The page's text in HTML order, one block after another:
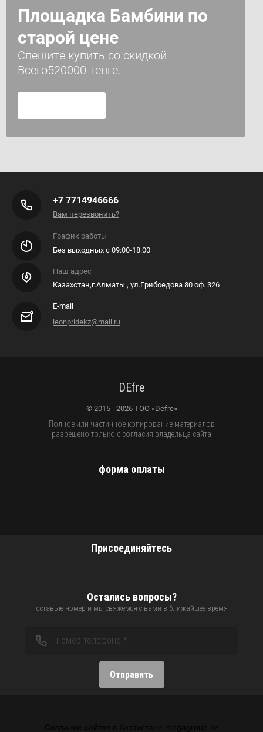
Площадка Бамбини по
старой цене
Спешите купить со скидкой
Всего520000 тенге.
+7 7714946666
Вам перезвонить?
График работы
Без выходных с 09:00-18.00
Наш адрес
Казахстан,г.Алматы , ул.Грибоедова 80 оф. 326
E-mail
leonpridekz@mail.ru
DEfre
© 2015 - 2026 ТОО «Defre»
Полное или частичное копирование материалов
разрешено только с согласия владельца сайта
форма оплаты
Присоединяйтесь
Остались вопросы?
оставьте номер и мы свяжемся с вами в ближайшее время
Отправить
Создание сайтов в Казахстане megagroup.kz